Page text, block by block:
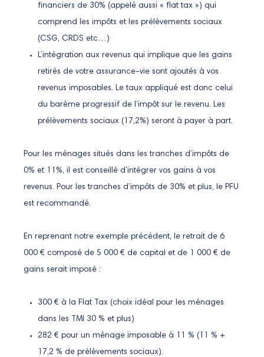
financiers de 30% (appelé aussi « flat tax ») qui
comprend les impôts et les prélèvements sociaux
(CSG, CRDS etc…)
L’intégration aux revenus qui implique que les gains
retirés de votre assurance-vie sont ajoutés à vos
revenus imposables. Le taux appliqué est donc celui
du barème progressif de l’impôt sur le revenu. Les
prélèvements sociaux (17,2%) seront à payer à part.
Pour les ménages situés dans les tranches d’impôts de
0% et 11%, il est conseillé d’intégrer vos gains à vos
revenus. Pour les tranches d’impôts de 30% et plus, le PFU
est recommandé.
En reprenant notre exemple précédent, le retrait de 6
000 € composé de 5 000 € de capital et de 1 000 € de
gains serait imposé :
300 € à la Flat Tax (choix idéal pour les ménages
dans les TMI 30 % et plus)
282 € pour un ménage imposable à 11 % (11 % +
17,2 % de prélèvements sociaux).